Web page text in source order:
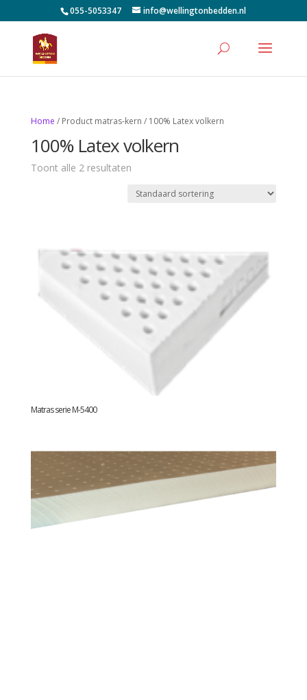
055-5053347 info@wellingtonbedden.nl
Home / Product matras-kern / 100% Latex volkern
100% Latex volkern
Toont alle 2 resultaten
Matras serie M-5400